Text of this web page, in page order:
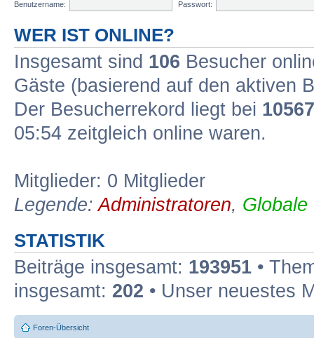
Benutzername:
Passwort:
WER IST ONLINE?
Insgesamt sind 106 Besucher
Gäste (basierend auf den aktiven
Der Besucherrekord liegt bei 10567
05:54 zeitgleich online waren.
Mitglieder: 0 Mitglieder
Legende:Administratoren, Globale
STATISTIK
Beiträge insgesamt: 193951 •
insgesamt: 202 • Unser neuestes
Foren-Übersicht